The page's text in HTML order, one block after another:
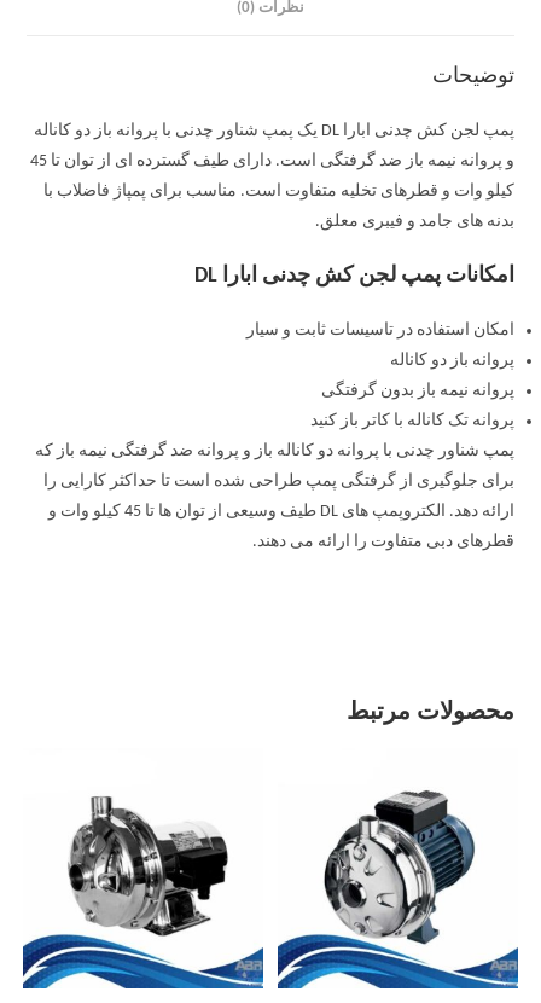
نظرات (0)
توضیحات
پمپ لجن کش چدنی ابارا DL یک پمپ شناور چدنی با پروانه باز دو کاناله
و پروانه نیمه باز ضد گرفتگی است. دارای طیف گسترده ای از توان تا 45
کیلو وات و قطرهای تخلیه متفاوت است. مناسب برای پمپاژ فاضلاب با
بدنه های جامد و فیبری معلق.
امکانات پمپ لجن کش چدنی ابارا DL
امکان استفاده در تاسیسات ثابت و سیار
پروانه باز دو کاناله
پروانه نیمه باز بدون گرفتگی
پروانه تک کاناله با کاتر باز کنید
پمپ شناور چدنی با پروانه دو کاناله باز و پروانه ضد گرفتگی نیمه باز که
برای جلوگیری از گرفتگی پمپ طراحی شده است تا حداکثر کارایی را
ارائه دهد. الکتروپمپ های DL طیف وسیعی از توان ها تا 45 کیلو وات و
قطرهای دبی متفاوت را ارائه می دهند.
محصولات مرتبط